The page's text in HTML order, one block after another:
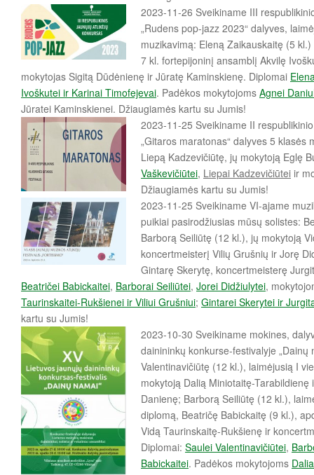
2023-11-26 Sveikiname III
„Rudens pop-jazz 2023“ dalyves,
muzikavimą: Eleną Zaikauskaitę (5
7 kl. fortepijoninį ansamblį Akvilę
mokytojas Sigitą Dūdėnienę ir Jūratę Kaminskienę. Diplomai
Ivoškutei ir Karinai Timofejevai. Padėkos mokytojoms Agnei
Jūratei Kaminskienei. Džiaugiamės kartu su Jumis!
2023-11-25 Sveikiname II
„Gitaros maratonas“ dalyves 5 klasės
Liepą Kadzevičiūtę, jų mokytoją Eglę
Vaškevičiūtei, Liepai Kadzevičiūtei ir
Džiaugiamės kartu su Jumis!
2023-11-25 Sveikiname VI-ajame
puikiai pasirodžiusias mūsų solistes:
Barborą Seiliūtę (12 kl.), jų mokytoją
koncertmeisterį Vilių Grušnių ir Jorę
Gintarę Skerytę, koncertmeisterę
Beatričei Babickaitei, Barborai Seiliūtei, Jorei Didžiulytei,
Taurinskaitei-Rukšienei ir Viliui Grušniui; Gintarei Skerytei ir
kartu su Jumis!
2023-10-30 Sveikiname mokines,
dainininkų konkurse-festivalyje „Dainų
Valentinavičiūtę (12 kl.), laimėjusią I
mokytoją Dalią Miniotaitę-
Danienę; Barborą Seiliūtę (12 kl.),
diplomą, Beatričę Babickaitę (9 kl.),
Vidą Taurinskaitę-Rukšienę ir
Diplomai: Saulei Valentinavičiūtei,
Babickaitei. Padėkos mokytojoms